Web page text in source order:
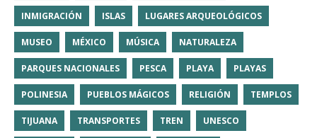
INMIGRACIÓN ISLAS LUGARES ARQUEOLÓGICOS
MUSEO MÉXICO MÚSICA NATURALEZA
PARQUES NACIONALES PESCA PLAYA PLAYAS
POLINESIA PUEBLOS MÁGICOS RELIGIÓN TEMPLOS
TIJUANA TRANSPORTES TREN UNESCO